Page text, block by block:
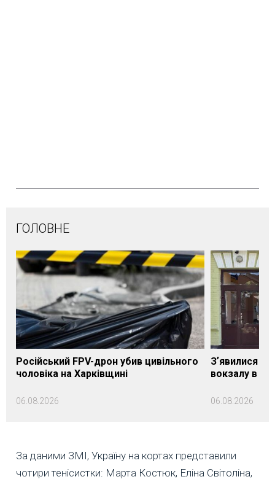
ГОЛОВНЕ
Російський FPV-дрон убив цивільного
чоловіка на Харківщині
06.08.2026
Зʼявилися
вокзалу в
06.08.2026
За даними ЗМІ, Україну на кортах представили
чотири тенісистки: Марта Костюк, Еліна Світоліна,